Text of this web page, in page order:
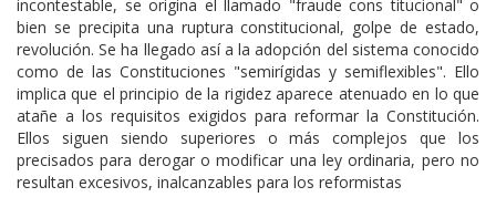
incontestable, se origina el llamado "fraude cons titucional" o
bien se precipita una ruptura constitucional, golpe de estado,
revolución. Se ha llegado así a la adopción del sistema conocido
como de las Constituciones "semirígidas y semiflexibles". Ello
implica que el principio de la rigidez aparece atenuado en lo que
atañe a los requisitos exigidos para reformar la Constitución.
Ellos siguen siendo superiores o más complejos que los
precisados para derogar o modificar una ley ordinaria, pero no
resultan excesivos, inalcanzables para los reformistas